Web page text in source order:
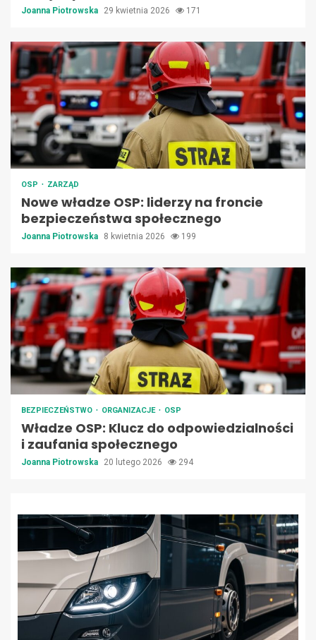
Joanna Piotrowska 29 kwietnia 2026 171
OSP ZARZĄD
Nowe władze OSP: liderzy na froncie
bezpieczeństwa społecznego
Joanna Piotrowska 8 kwietnia 2026 199
BEZPIECZEŃSTWO ORGANIZACJE OSP
Władze OSP: Klucz do odpowiedzialności
i zaufania społecznego
Joanna Piotrowska 20 lutego 2026 294